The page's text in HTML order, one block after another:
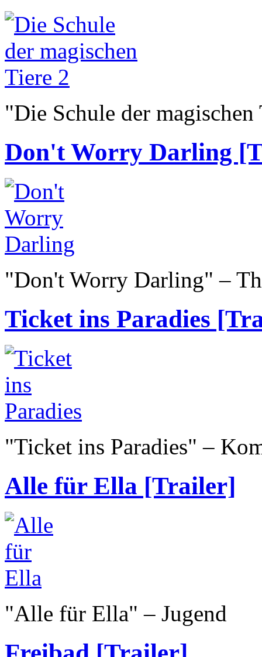
"Die Schule der
Don't Worry Darling
"Don't Worry Darling" –
Ticket ins Paradies
"Ticket ins Paradies" –
Alle für Ella [Trailer]
"Alle für Ella" – Jugend